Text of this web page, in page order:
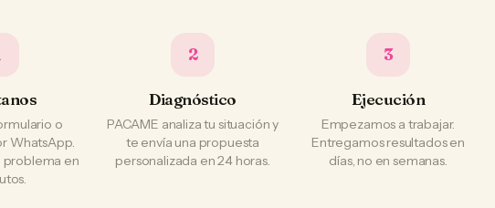
o
WhatsApp.
problema en
2
Diagnóstico
PACAME analiza tu situación y
te envía una propuesta
personalizada en 24 horas.
3
Ejecución
Empezamos a trabajar.
Entregamos resultados en
días, no en semanas.